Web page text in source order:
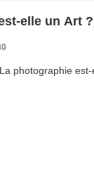
elle un Art ?